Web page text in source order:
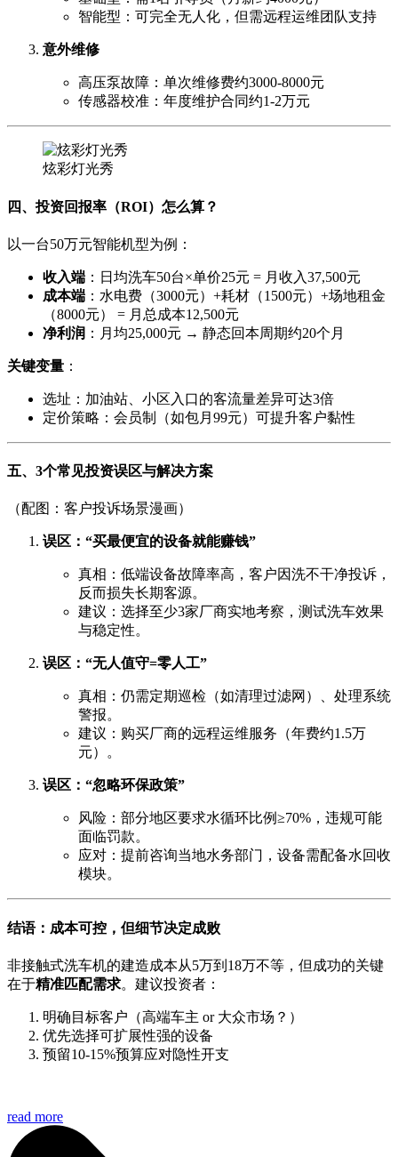
智能型：可完全无人化，但需远程运维团队支持
意外维修
高压泵故障：单次维修费约3000-8000元
传感器校准：年度维护合同约1-2万元
炫彩灯光秀
四、投资回报率（ROI）怎么算？
以一台50万元智能机型为例：
收入端 ：日均洗车50台×单价25元 = 月收入37,500元
成本端 ：水电费（3000元）+耗材（1500元）+场地租金
（8000元） = 月总成本12,500元
净利润 ：月均25,000元 → 静态回本周期约20个月
关键变量 ：
选址：加油站、小区入口的客流量差异可达3倍
定价策略：会员制（如包月99元）可提升客户黏性
五、3个常见投资误区与解决方案
（配图：客户投诉场景漫画）
误区：“买最便宜的设备就能赚钱”
真相：低端设备故障率高，客户因洗不干净投诉，
反而损失长期客源。
建议：选择至少3家厂商实地考察，测试洗车效果
与稳定性。
误区：“无人值守=零人工”
真相：仍需定期巡检（如清理过滤网）、处理系统
警报。
建议：购买厂商的远程运维服务（年费约1.5万
元）。
误区：“忽略环保政策”
风险：部分地区要求水循环比例≥70%，违规可能
面临罚款。
应对：提前咨询当地水务部门，设备需配备水回收
模块。
结语：成本可控，但细节决定成败
非接触式洗车机的建造成本从5万到18万不等，但成功的关键
在于精准匹配需求。建议投资者：
明确目标客户（高端车主 or 大众市场？）
优先选择可扩展性强的设备
预留10-15%预算应对隐性开支
read more